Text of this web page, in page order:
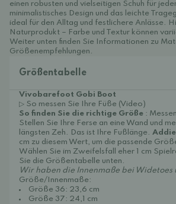
einen robusten und vielseitigen Schuh für
minimalistisches Design und das leichte
ideal für den Alltag und festlichere Anlässe.
Naturprodukt – Farbe und Textur können
Weiter unten finden Sie Informationen zu
Größenempfehlungen.
Größentabelle
Vivobarefoot Gobi Boot
▷ So messen Sie Ihre Füße (Video)
So finden Sie die richtige Größe :
Stellen Sie Ihre Ferse an eine Wand und
längsten Zeh. Das ist Ihre Fußlänge.
cm zu diesem Wert, um die passende
Wählen Sie im Zweifelsfall eher 1 cm
Sie die Größentabelle unten.
Wir haben die Innenmaße bei Widetoes
Größe/Innenmaße:
Größe 36: 23,6 cm
Größe 37: 24,1 cm